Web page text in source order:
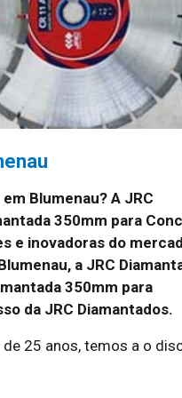
Blumenau?A JRC
350mm para
e inovadoras do
a JRC
350mm para
da JRC Diamantados.
25 anos, temos a o